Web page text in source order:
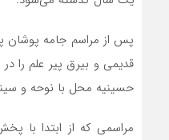
پس از مراسم جامه پوشان
قدیمی و بیرق پیر علم را
حسینیه محل با نوحه و
مراسمی که از ابتدا با